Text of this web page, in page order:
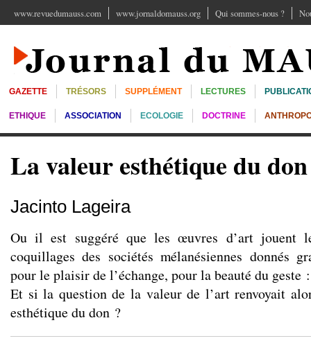
www.revuedumauss.com www.jornaldomauss.org Qui sommes-nous ?
GAZETTE TRÉSORS SUPPLÉMENT LECTURES
ETHIQUE ASSOCIATION ECOLOGIE DOCTRINE
La valeur esthétique du don
Jacinto Lageira
Ou il est suggéré que les œuvres d’art jouent
coquillages des sociétés mélanésiennes donnés
pour le plaisir de l’échange, pour la beauté du geste
Et si la question de la valeur de l’art renvoyait
esthétique du don ?